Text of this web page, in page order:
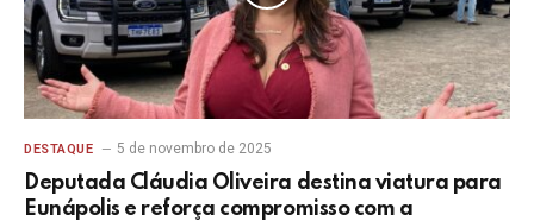
DESTAQUE 5 de novembro de 2025
Deputada Cláudia Oliveira destina viatura para
Eunápolis e reforça compromisso com a